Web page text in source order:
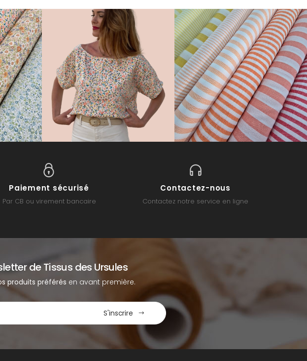
Paiement sécurisé
Par CB ou virement bancaire
Contactez-nous
Contactez notre service en ligne
de Tissus des Ursules
produits préférés en avant première.
S'inscrire